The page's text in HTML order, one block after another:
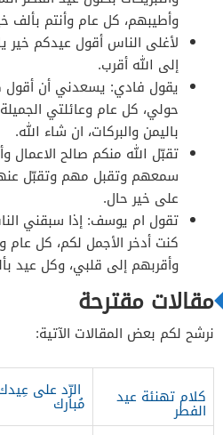
وأطيبهم، كل عام وأنتم بألف
لأغلى الناس أقول عيدكم خير
إلى الله أقرب.
يقول فادي: يسعدني أن أقول
حولي، كل عام وعائلتي الجميلة
باليمن والبركات، ان شاء الله.
تقبّل الله منكم صالح الاعمال
سمعهم وتقبل مهم وتقبّل
على خير حال.
تقول ام يوسف: إذا سبقني
كنت أدخر الأجمل لكم، كل
وأقربهم إلى قلبي، وكل عيد
مقالات مقترحة
نرشح لكم بعض المقالات الآتية:
كلام تهنئة عيد
الفطر
الرّد على
مُبارك